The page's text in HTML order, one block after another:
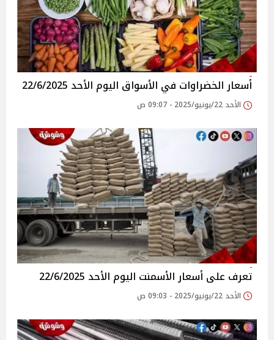
أسعار الخضراوات في الأسواق‎‎ اليوم الأحد 22/6/2025
الأحد 22/يونيو/2025 - 09:07 ص
تعرف على أسعار الأسمنت اليوم الأحد 22/6/2025
الأحد 22/يونيو/2025 - 09:03 ص